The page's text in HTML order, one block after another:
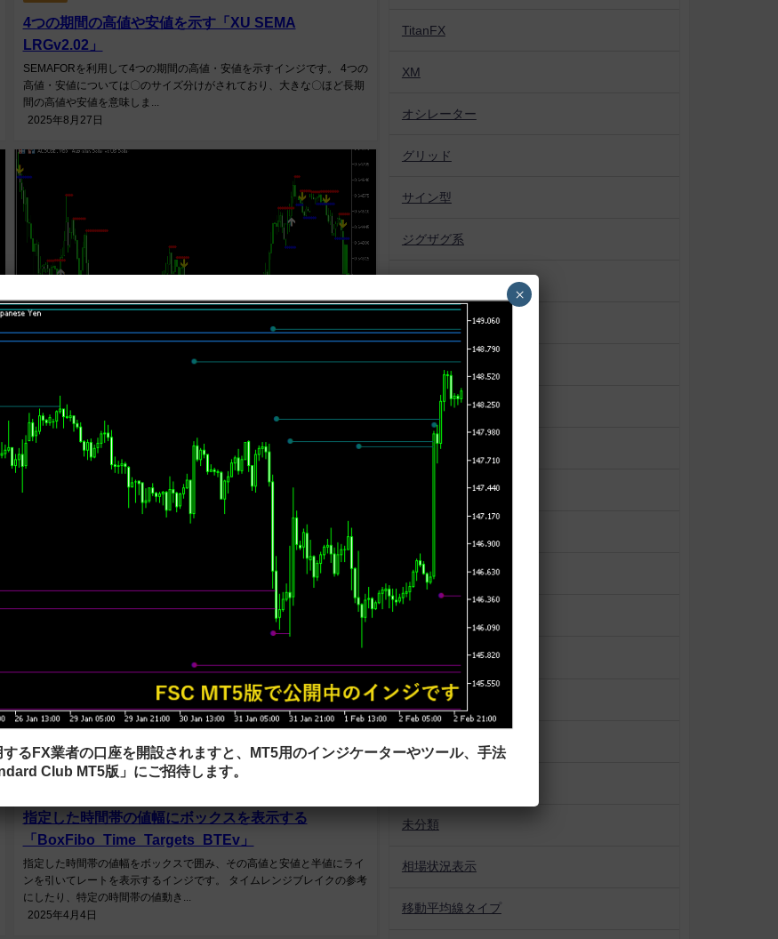
4つの期間の高値や安値を示す「XU SEMA
LRGv2.02」
SEMAFORを利用して4つの期間の高値・安値を示すインジです。 4つの
高値・安値については〇のサイズ分けがされており、大きな〇ほど長期
間の高値や安値を意味しま...
2025年8月27日
ラインブレイクでサインが出る
「SR_Breakout_Arrows_MTF」
サポレジラインを表示して、価格がブレイクしたらサインが出るインジ
です。 ライン自体はちょっとした高値や安値になるため、サインの頻度
は多めですが、RSIやCCIを...
指定した時間帯の値幅にボックスを表示する
「BoxFibo_Time_Targets_BTEv」
指定した時間帯の値幅をボックスで囲み、その高値と安値と半値にライ
ンを引いてレートを表示するインジです。 タイムレンジブレイクの参考
にしたり、特定の時間帯の値動き...
2025年4月4日
TitanFX
XM
オシレーター
グリッド
サイン型
ジグザグ系
ドットタイプ
バンドタイプ
バータイプ
パターン認識
プロファイル系
マーケットプロファイル
一目均衡表
未分類
相場状況表示
移動平均線タイプ
るFX業者の口座を開設されますと、MT5用のインジケーターやツール、手法
Club MT5版」にご招待します。
×